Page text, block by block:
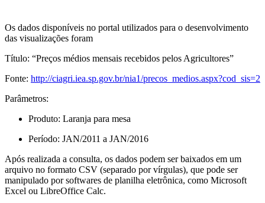
Os dados disponíveis no portal utilizados para o desenvolvimento
das visualizações foram
Título: “Preços médios mensais recebidos pelos Agricultores”
Fonte: http://ciagri.iea.sp.gov.br/nia1/precos_medios.aspx?cod_sis=2
Parâmetros:
Produto: Laranja para mesa
Período: JAN/2011 a JAN/2016
Após realizada a consulta, os dados podem ser baixados em um
arquivo no formato CSV (separado por vírgulas), que pode ser
manipulado por softwares de planilha eletrônica, como Microsoft
Excel ou LibreOffice Calc.